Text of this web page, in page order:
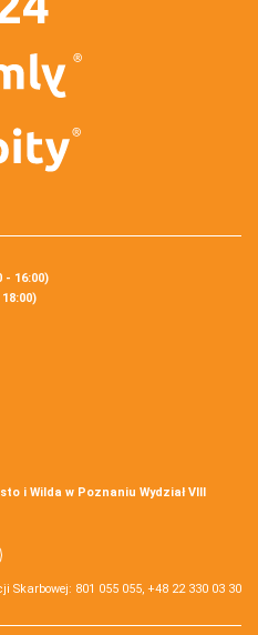
- 16:00)
i Wilda w Poznaniu Wydział VIII
Skarbowej: 801 055 055, +48 22 330 03 30